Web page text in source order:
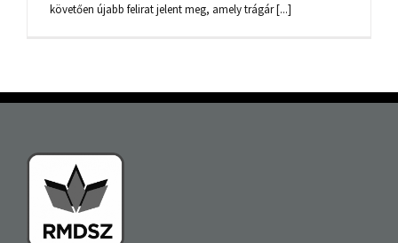
követően újabb felirat jelent meg, amely trágár [...]